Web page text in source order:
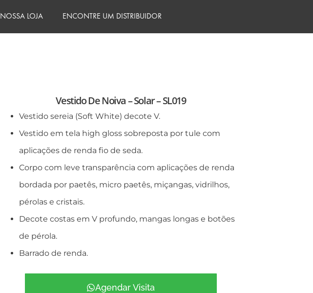
NOSSA LOJA ENCONTRE UM DISTRIBUIDOR
Vestido De Noiva – Solar – SL019
Vestido sereia (Soft White) decote V.
Vestido em tela high gloss sobreposta por tule com
aplicações de renda fio de seda.
Corpo com leve transparência com aplicações de renda
bordada por paetês, micro paetês, miçangas, vidrilhos,
pérolas e cristais.
Decote costas em V profundo, mangas longas e botões
de pérola.
Barrado de renda.
Agendar Visita